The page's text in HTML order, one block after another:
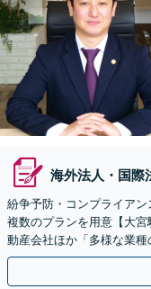
海外法人・国際
紛争予防・コンプライア
複数のプランを用意【大
動産会社ほか「多様な業
クレーム対応など幅広く